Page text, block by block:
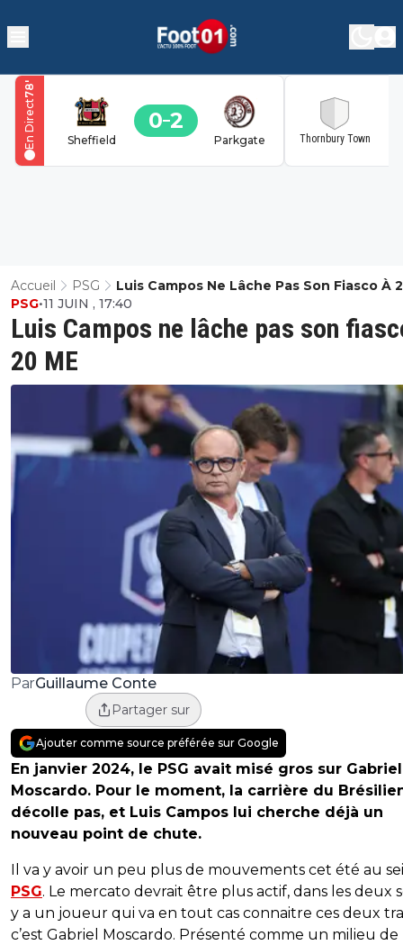
Sheffield
0 2
Parkgate
78
'
En Direct Thornbury Town
Accueil PSG Luis Campos Ne Lâche Pas Son Fiasco À
Luis Campos ne lâche pas son
20 ME
PSG•11 JUIN , 17:40
ParGuillaume Conte
Partager sur
Ajouter comme source préférée sur Google
En janvier 2024, le PSG avait misé gros sur Gabriel
Moscardo. Pour le moment, la carrière du
décolle pas, et Luis Campos lui cherche déjà un
nouveau point de chute.
Il va y avoir un peu plus de mouvements cet été au
PSG. Le mercato devrait être plus actif, dans les deux
y a un joueur qui va en tout cas connaitre ces deux
c’est Gabriel Moscardo. Présenté comme un milieu de